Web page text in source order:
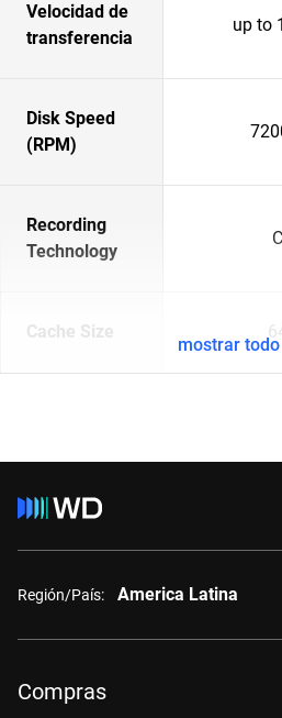
Velocidad de
transferencia
up to
Disk Speed
(RPM)
Recording
Technology
Cache Size
mostrar todo
Región/País: America Latina
Compras